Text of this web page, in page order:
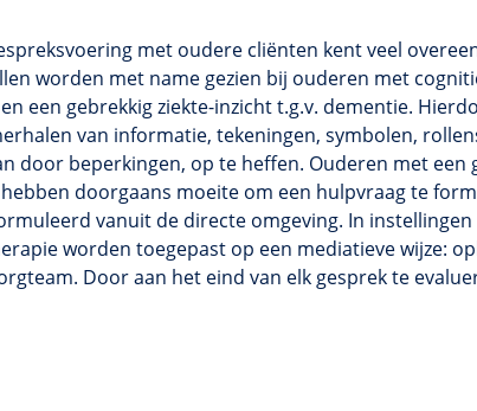
met oudere cliënten kent veel
worden met name gezien bij ouderen met
en een gebrekkig ziekte-inzicht t.g.v. dementie.
van informatie, tekeningen, symbolen,
door beperkingen, op te heffen. Ouderen met een
hebben doorgaans moeite om een hulpvraag te
vanuit de directe omgeving. In
worden toegepast op een mediatievewijze:
. Door aan het eind van elk gesprek te